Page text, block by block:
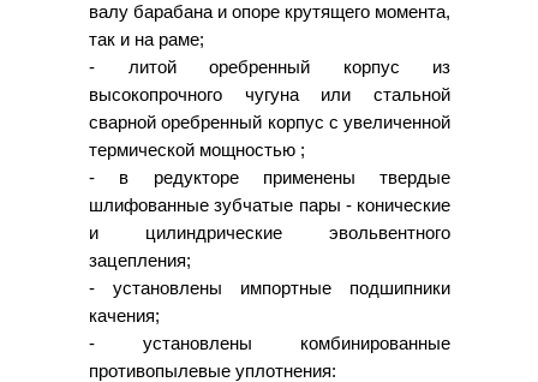
валу барабана и опоре крутящего момента,
так и на раме;
- литой оребренный корпус из
высокопрочного чугуна или стальной
сварной оребренный корпус с увеличенной
термической мощностью ;
- в редукторе применены твердые
шлифованные зубчатые пары - конические
и цилиндрические эвольвентного
зацепления;
- установлены импортные подшипники
качения;
- установлены комбинированные
противопылевые уплотнения: